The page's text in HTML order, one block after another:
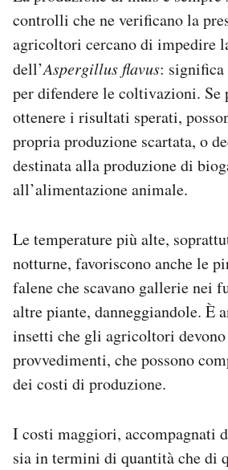
controlli che ne verificano la
agricoltori cercano di impedire
dell’Aspergillus flavus: significa
per difendere le coltivazioni. Se
ottenere i risultati sperati,
propria produzione scartata, o
destinata alla produzione di
all’alimentazione animale.
Le temperature più alte,
notturne, favoriscono anche le
falene che scavano gallerie nei
altre piante, danneggiandole. È
insetti che gli agricoltori devono
provvedimenti, che possono
dei costi di produzione.
I costi maggiori, accompagnati
sia in termini di quantità che di